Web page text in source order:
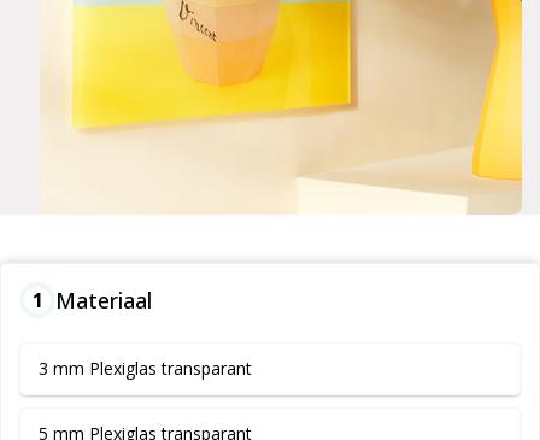
1 Materiaal
3 mm Plexiglas transparant
5 mm Plexiglas transparant